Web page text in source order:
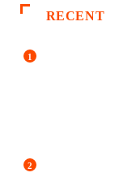
RECENT
1
2